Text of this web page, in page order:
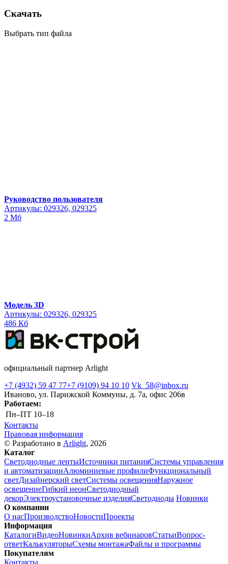
Скачать
Выбрать тип файла
Руководство пользователя
Артикулы: 029326, 029325
2 Мб
Модель 3D
Артикулы: 029326, 029325
486 Кб
официальный партнер Arlight
+7 (4932) 59 47 77+7 (9109) 94 10 10 Vk_58@inbox.ru
Иваново, ул. Парижской Коммуны, д. 7а, офис 206в
Работаем:
Пн–ПТ 10–18
Контакты
Правовая информация
© Разработано в Arlight, 2026
Каталог
Светодиодные лентыИсточники питанияСистемы управления
и автоматизацииАлюминиевые профилиФункциональный
светДизайнерский светСистемы освещенияНаружное
освещениеГибкий неонСветодиодный
декорЭлектроустановочные изделияСветодиоды Новинки
О компании
О насПроизводствоНовостиПроекты
Информация
КаталогиВидеоНовинкиАрхив вебинаровСтатьиВопрос-
ответКалькуляторыСхемы монтажаФайлы и программы
Покупателям